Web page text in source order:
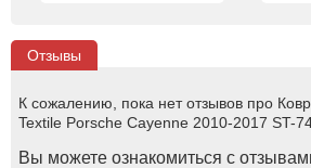
Отзывы
К сожалению, пока нет отзывов про
Textile Porsche Cayenne 2010-2017 ST-
Вы можете ознакомиться с